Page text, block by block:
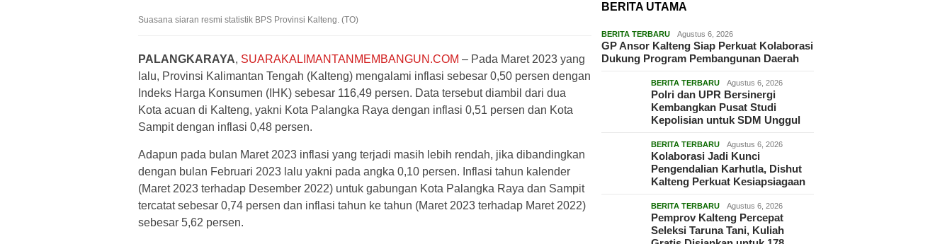
Suasana siaran resmi statistik BPS Provinsi Kalteng. (TO)
PALANGKARAYA, SUARAKALIMANTANMEMBANGUN.COM – Pada Maret 2023 yang
lalu, Provinsi Kalimantan Tengah (Kalteng) mengalami inflasi sebesar 0,50 persen dengan
Indeks Harga Konsumen (IHK) sebesar 116,49 persen. Data tersebut diambil dari dua
Kota acuan di Kalteng, yakni Kota Palangka Raya dengan inflasi 0,51 persen dan Kota
Sampit dengan inflasi 0,48 persen.
Adapun pada bulan Maret 2023 inflasi yang terjadi masih lebih rendah, jika dibandingkan
dengan bulan Februari 2023 lalu yakni pada angka 0,10 persen. Inflasi tahun kalender
(Maret 2023 terhadap Desember 2022) untuk gabungan Kota Palangka Raya dan Sampit
tercatat sebesar 0,74 persen dan inflasi tahun ke tahun (Maret 2023 terhadap Maret 2022)
sebesar 5,62 persen.
BERITA UTAMA
BERITA TERBARU Agustus 6, 2026
GP Ansor Kalteng Siap Perkuat Kolaborasi
Dukung Program Pembangunan Daerah
BERITA TERBARU Agustus 6, 2026
Polri dan UPR Bersinergi
Kembangkan Pusat Studi
Kepolisian untuk SDM Unggul
BERITA TERBARU Agustus 6, 2026
Kolaborasi Jadi Kunci
Pengendalian Karhutla, Dishut
Kalteng Perkuat Kesiapsiagaan
BERITA TERBARU Agustus 6, 2026
Pemprov Kalteng Percepat
Seleksi Taruna Tani, Kuliah